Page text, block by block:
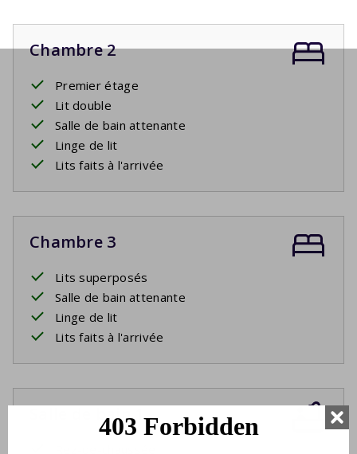
Chambre 2
Premier étage
Lit double
Salle de bain attenante
Linge de lit
Lits faits à l'arrivée
Chambre 3
Lits superposés
Salle de bain attenante
Linge de lit
Lits faits à l'arrivée
Salle de bain 1